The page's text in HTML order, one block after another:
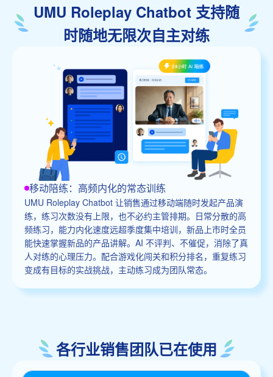
UMU Roleplay Chatbot 支持随
时随地无限次自主对练
移动陪练：高频内化的常态训练
UMU Roleplay Chatbot 让销售通过移动端随时发起产品演
练，练习次数没有上限，也不必约主管排期。日常分散的高
频练习，能力内化速度远超季度集中培训，新品上市时全员
能快速掌握新品的产品讲解。AI 不评判、不催促，消除了真
人对练的心理压力。配合游戏化闯关和积分排名，重复练习
变成有目标的实战挑战，主动练习成为团队常态。
各行业销售团队已在使用